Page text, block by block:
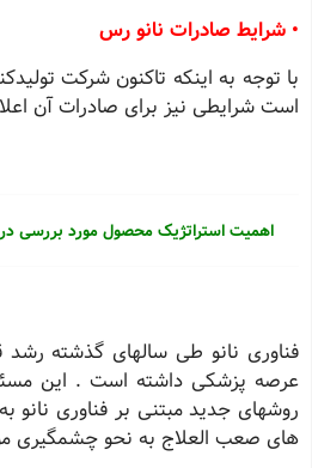
• شرایط صادرات نانو رس
با توجه به اینکه تاکنون شرکت
است شرایطی نیز برای صادرات آن
اهمیت استراتژیک محصول مورد بررسی
فناوری نانو طی سالهای گذشته
عرصه پزشکی داشته است . این
روشهای جدید مبتنی بر فناوری نانو
های صعب العلاج به نحو چشمگیری